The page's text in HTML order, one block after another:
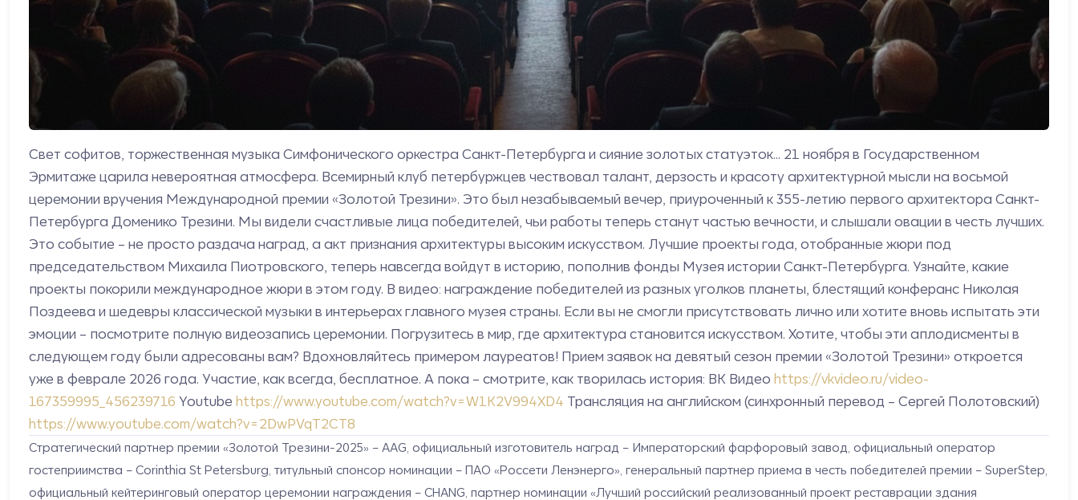
Свет софитов, торжественная музыка Симфонического оркестра Санкт-Петербурга и сияние золотых статуэток... 21 ноября в Государственном
Эрмитаже царила невероятная атмосфера. Всемирный клуб петербуржцев чествовал талант, дерзость и красоту архитектурной мысли на восьмой
церемонии вручения Международной премии «Золотой Трезини». Это был незабываемый вечер, приуроченный к 355-летию первого архитектора Санкт-
Петербурга Доменико Трезини. Мы видели счастливые лица победителей, чьи работы теперь станут частью вечности, и слышали овации в честь лучших.
Это событие – не просто раздача наград, а акт признания архитектуры высоким искусством. Лучшие проекты года, отобранные жюри под
председательством Михаила Пиотровского, теперь навсегда войдут в историю, пополнив фонды Музея истории Санкт-Петербурга. Узнайте, какие
проекты покорили международное жюри в этом году. В видео: награждение победителей из разных уголков планеты, блестящий конферанс Николая
Поздеева и шедевры классической музыки в интерьерах главного музея страны. Если вы не смогли присутствовать лично или хотите вновь испытать эти
эмоции – посмотрите полную видеозапись церемонии. Погрузитесь в мир, где архитектура становится искусством. Хотите, чтобы эти аплодисменты в
следующем году были адресованы вам? Вдохновляйтесь примером лауреатов! Прием заявок на девятый сезон премии «Золотой Трезини» откроется
уже в феврале 2026 года. Участие, как всегда, бесплатное. А пока – смотрите, как творилась история: ВК Видео https://vkvideo.ru/video-
167359995_456239716 Youtube https://www.youtube.com/watch?v=W1K2V994XD4 Трансляция на английском (синхронный перевод – Сергей Полотовский)
https://www.youtube.com/watch?v=2DwPVqT2CT8
Стратегический партнер премии «Золотой Трезини-2025» – AAG, официальный изготовитель наград – Императорский фарфоровый завод, официальный оператор
гостеприимства – Corinthia St Petersburg, титульный спонсор номинации – ПАО «Россети Ленэнерго», генеральный партнер приема в честь победителей премии – SuperStep,
официальный кейтеринговый оператор церемонии награждения – CHANG, партнер номинации «Лучший российский реализованный проект реставрации здания